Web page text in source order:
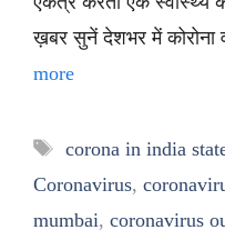
ख़बर सुनें देशभर में
more
Tags
corona in india
Coronavirus,
mumbai, coronavirus